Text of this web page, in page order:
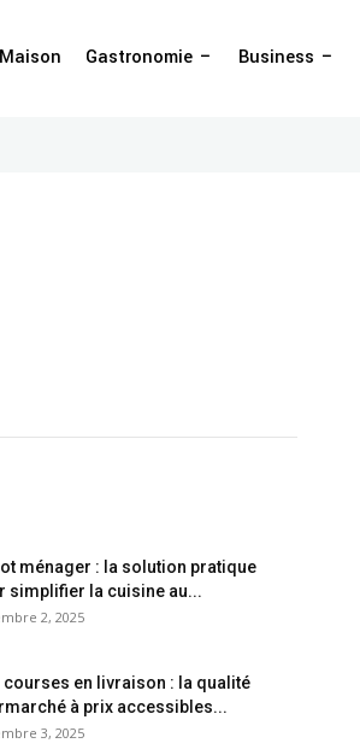
Gastronomie Business
ménager : la solution pratique
simplifier la cuisine au...
2, 2025
courses en livraison : la qualité
à prix accessibles...
3, 2025